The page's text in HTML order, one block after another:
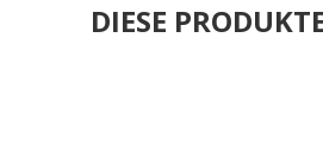
DIESE